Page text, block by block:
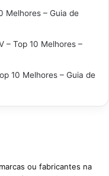
Melhores – Guia de
– Top 10 Melhores –
10 Melhores – Guia de
ou fabricantes na